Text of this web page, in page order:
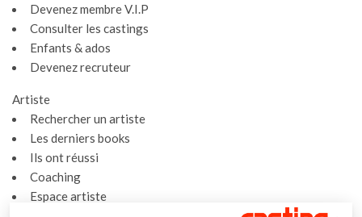
Devenez membre V.I.P
Consulter les castings
Enfants & ados
Devenez recruteur
Artiste
Rechercher un artiste
Les derniers books
Ils ont réussi
Coaching
Espace artiste